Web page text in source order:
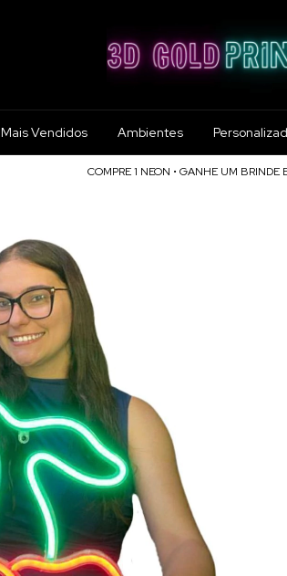
Mais Vendidos Ambientes
COMPRE 1 NEON • GANHE UM BRINDE